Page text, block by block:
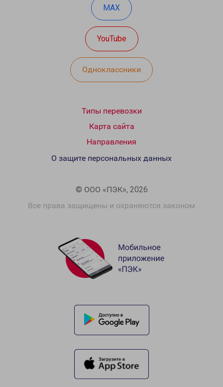
MAX
YouTube
Одноклассники
Типы перевозки
Карта сайта
Направления
© ООО «ПЭК», 2026
Все права защищены и охраняются законом
О защите персональных данных